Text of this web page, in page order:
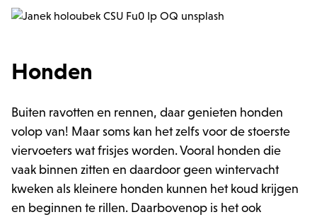
Honden
Buiten ravotten en rennen, daar genieten honden
volop van! Maar soms kan het zelfs voor de stoerste
viervoeters wat frisjes worden. Vooral honden die
vaak binnen zitten en daardoor geen wintervacht
kweken als kleinere honden kunnen het koud krijgen
en beginnen te rillen. Daarbovenop is het ook